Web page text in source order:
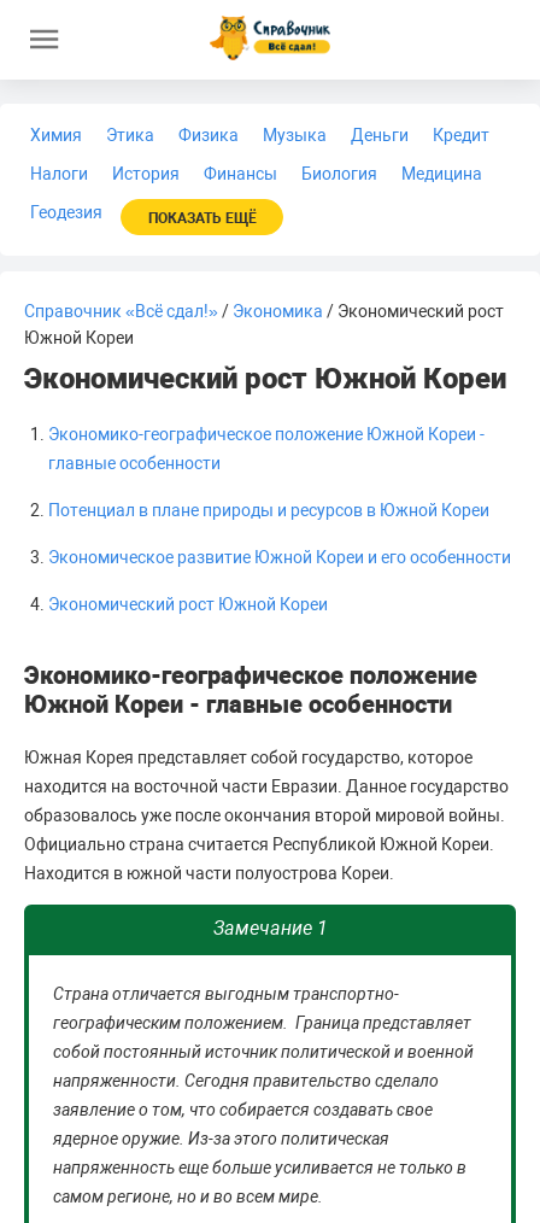
Химия Этика Физика Музыка Деньги
Кредит
Налоги
История Финансы Биология
Медицина
Геодезия
ПОКАЗАТЬ ЕЩЁ
Справочник «Всё сдал!»/ Экономика / Экономический рост
Южной Кореи
Экономический рост Южной Кореи
Экономико-географическое положение Южной Кореи -
главные особенности
Потенциал в плане природы и ресурсов в Южной Кореи
Экономическое развитие Южной Кореи и его особенности
Экономический рост Южной Кореи
Экономико-географическое положение
Южной Кореи - главные особенности
Южная Корея представляет собой государство, которое
находится на восточной части Евразии. Данное государство
образовалось уже после окончания второй мировой войны.
Официально страна считается Республикой Южной Кореи.
Находится в южной части полуострова Кореи.
Замечание 1
Страна отличается выгодным транспортно-
географическим положением. Граница представляет
собой постоянный источник политической и военной
напряженности. Сегодня правительство сделало
заявление о том, что собирается создавать свое
ядерное оружие. Из-за этого политическая
напряженность еще больше усиливается не только в
самом регионе, но и во всем мире.